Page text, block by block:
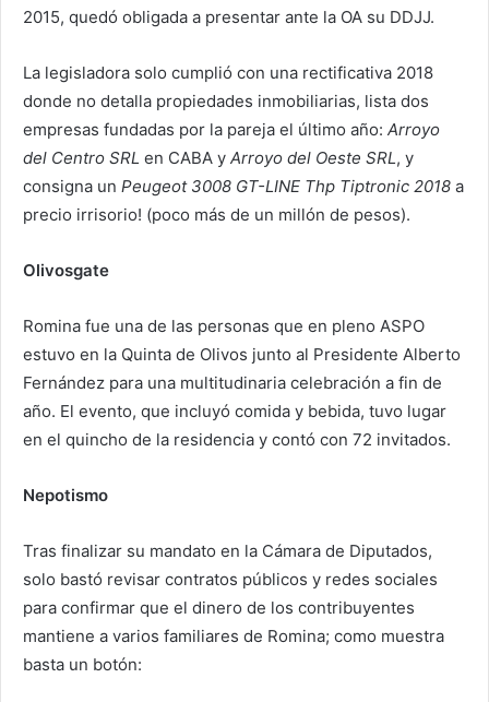
2015, quedó obligada a presentar ante la OA su DDJJ.
La legisladora solo cumplió con una rectificativa 2018
donde no detalla propiedades inmobiliarias, lista dos
empresas fundadas por la pareja el último año: Arroyo
del Centro SRL en CABA y Arroyo del Oeste SRL, y
consigna un Peugeot 3008 GT-LINE Thp Tiptronic 2018 a
precio irrisorio! (poco más de un millón de pesos).
Olivosgate
Romina fue una de las personas que en pleno ASPO
estuvo en la Quinta de Olivos junto al Presidente Alberto
Fernández para una multitudinaria celebración a fin de
año. El evento, que incluyó comida y bebida, tuvo lugar
en el quincho de la residencia y contó con 72 invitados.
Nepotismo
Tras finalizar su mandato en la Cámara de Diputados,
solo bastó revisar contratos públicos y redes sociales
para confirmar que el dinero de los contribuyentes
mantiene a varios familiares de Romina; como muestra
basta un botón: